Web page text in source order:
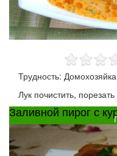
Трудность: Домохозяйка
Лук почистить,
Заливной пирог с